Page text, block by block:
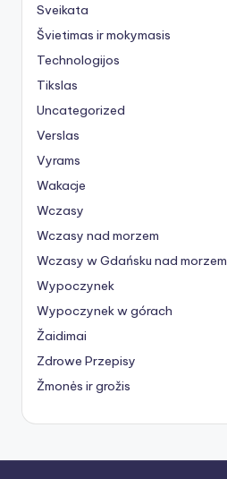
Sveikata
Švietimas ir mokymasis
Technologijos
Tikslas
Uncategorized
Verslas
Vyrams
Wakacje
Wczasy
Wczasy nad morzem
Wczasy w Gdańsku nad morzem
Wypoczynek
Wypoczynek w górach
Žaidimai
Zdrowe Przepisy
Žmonės ir grožis